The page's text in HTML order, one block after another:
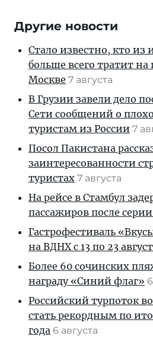
Другие новости
Стало известно, кто из
больше всего тратит
Москве 7 августа
В Грузии завели дело
Сети сообщений о
туристам из России 7
Посол Пакистана
заинтересованности
туристах 7 августа
На рейсе в Стамбул
пассажиров после
Гастрофестиваль
на ВДНХ с 13 по 23
Более 60 сочинских
награду «Синий флаг»
Российский турпоток
стать рекордным по
года 6 августа